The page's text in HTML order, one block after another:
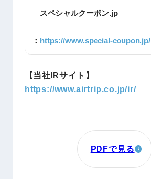
スペシャルクーポン.jp
： https://www.special-coupon.jp/
【当社IRサイト】
https://www.airtrip.co.jp/ir/
PDFで見る